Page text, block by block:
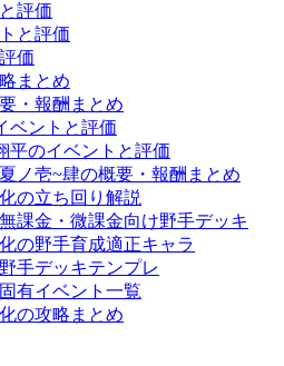
評価
と評価
価
まとめ
・報酬まとめ
ベントと評価
平のイベントと評価
ノ壱~肆の概要・報酬まとめ
の立ち回り解説
課金・微課金向け野手デッキ
の野手育成適正キャラ
手デッキテンプレ
有イベント一覧
の攻略まとめ